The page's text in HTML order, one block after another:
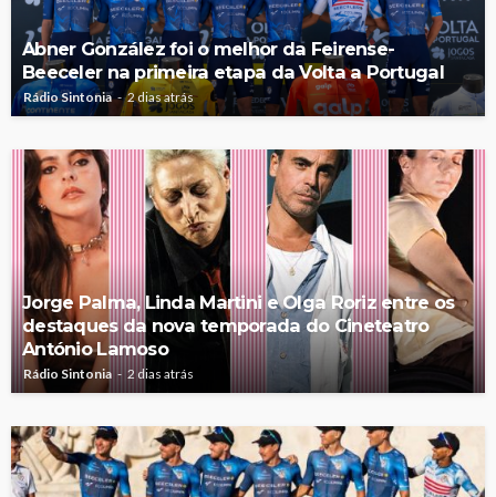
Abner González foi o melhor da Feirense-
Beeceler na primeira etapa da Volta a Portugal
Rádio Sintonia 2 dias atrás
Jorge Palma, Linda Martini e Olga Roriz entre os
destaques da nova temporada do Cineteatro
António Lamoso
Rádio Sintonia 2 dias atrás